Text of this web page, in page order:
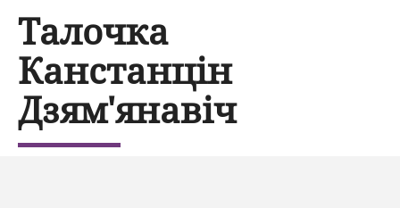
Талочка
Канстанцін
Дзям'янавіч